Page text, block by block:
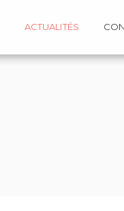
ACTUALITÉS